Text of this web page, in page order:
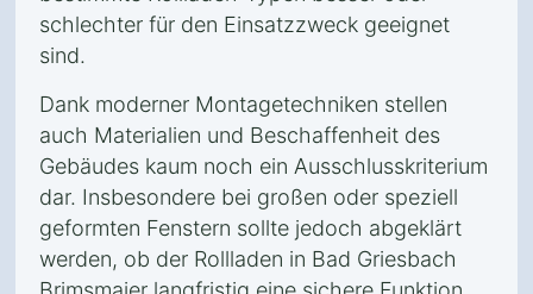
schlechter für den Einsatzzweck geeignet
sind.
Dank moderner Montagetechniken stellen
auch Materialien und Beschaffenheit des
Gebäudes kaum noch ein Ausschlusskriterium
dar. Insbesondere bei großen oder speziell
geformten Fenstern sollte jedoch abgeklärt
werden, ob der Rollladen in Bad Griesbach